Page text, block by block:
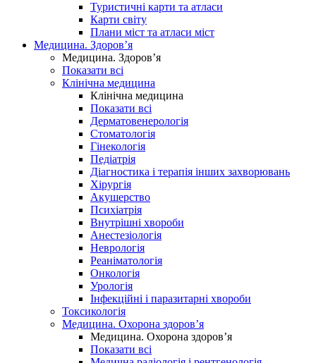
Туристичні карти та атласи
Карти світу
Плани міст та атласи міст
Медицина. Здоров’я
Медицина. Здоров’я
Показати всі
Клінічна медицина
Клінічна медицина
Показати всі
Дерматовенерологія
Стоматологія
Гінекологія
Педіатрія
Діагностика і терапія інших захворювань
Хірургія
Акушерство
Психіатрія
Внутрішні хвороби
Анестезіологія
Неврологія
Реаніматологія
Онкологія
Урологія
Інфекційні і паразитарні хвороби
Токсикологія
Медицина. Охорона здоров’я
Медицина. Охорона здоров’я
Показати всі